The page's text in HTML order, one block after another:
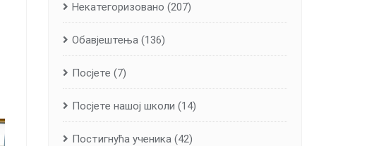
Некатегоризовано (207)
Обавјештења (136)
Посјете (7)
Посјете нашој школи (14)
Постигнућа ученика (42)